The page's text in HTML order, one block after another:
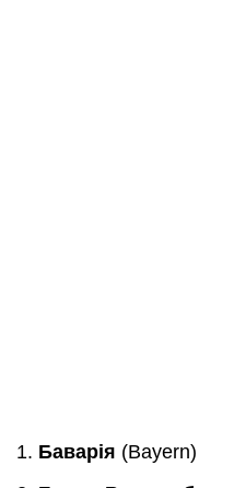
Баварія (Bayern)